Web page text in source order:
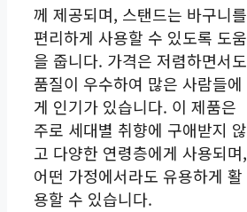
께 제공되며, 스탠드는 바구니를
편리하게 사용할 수 있도록 도움
을 줍니다. 가격은 저렴하면서도
품질이 우수하여 많은 사람들에
게 인기가 있습니다. 이 제품은
주로 세대별 취향에 구애받지 않
고 다양한 연령층에게 사용되며,
어떤 가정에서라도 유용하게 활
용할 수 있습니다.